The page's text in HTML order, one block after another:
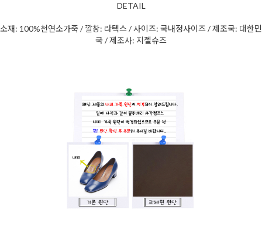
DETAIL
소재: 100%천연소가죽 / 깔창: 라텍스 / 사이즈: 국내정사이즈 / 제조국: 대한민
국 / 제조사: 지젤슈즈